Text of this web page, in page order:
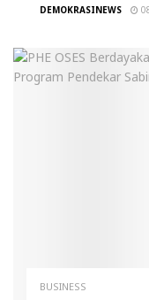
DEMOKRASINEWS
BUSINESS